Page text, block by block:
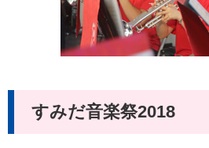
すみだ音楽祭2018